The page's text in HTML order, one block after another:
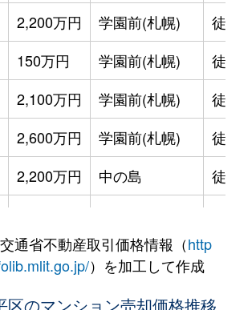
2,200万円 学園前(札幌)
徒歩
150万円 学園前(札幌)
徒歩
2,100万円 学園前(札幌)
徒歩
2,600万円 学園前(札幌)
徒歩
2,200万円 中の島
徒歩
1,400万円 中の島
徒歩
通省不動産取引価格情報（http
）を加工して作成
区のマンション売却価格推移